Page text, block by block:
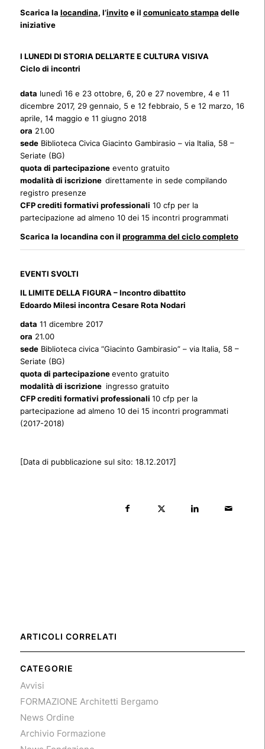
Scarica la locandina, l’invitoe il comunicato stampa delle
iniziative
I LUNEDI DI STORIA DELL’ARTE E CULTURA VISIVA
Ciclo di incontri
data lunedì 16 e 23 ottobre, 6, 20 e 27 novembre, 4 e 11
dicembre 2017, 29 gennaio, 5 e 12 febbraio, 5 e 12 marzo, 16
aprile, 14 maggio e 11 giugno 2018
ora 21.00
sedeBiblioteca Civica Giacinto Gambirasio – via Italia, 58 –
Seriate (BG)
quota di partecipazioneevento gratuito
modalità di iscrizione direttamente in sede compilando
registro presenze
CFP crediti formativi professionali 10 cfp per la
partecipazione ad almeno 10 dei 15 incontri programmati
Scarica la locandina con il programma del ciclo completo
EVENTI SVOLTI
IL LIMITE DELLA FIGURA – Incontro dibattito
Edoardo Milesi incontra Cesare Rota Nodari
data 11 dicembre 2017
ora 21.00
sedeBiblioteca civica “Giacinto Gambirasio” – via Italia, 58 –
Seriate (BG)
quota di partecipazioneevento gratuito
modalità di iscrizione ingresso gratuito
CFP crediti formativi professionali 10 cfp per la
partecipazione ad almeno 10 dei 15 incontri programmati
(2017-2018)
[Data di pubblicazione sul sito: 18.12.2017]
ARTICOLI CORRELATI
CATEGORIE
Avvisi
FORMAZIONE Architetti Bergamo
News Ordine
Archivio Formazione